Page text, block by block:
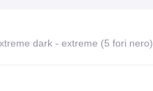
dark - extreme (5 fori nero)